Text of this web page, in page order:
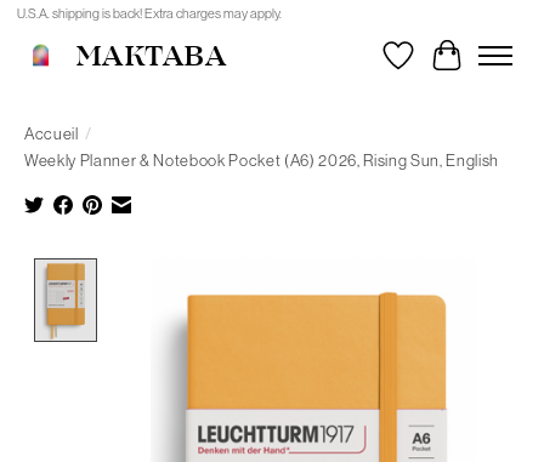
U.S.A. shipping is back! Extra charges may apply.
MAKTABA Liste de souhaits
Panier
Accueil /
Weekly Planner & Notebook Pocket (A6) 2026, Rising Sun, English